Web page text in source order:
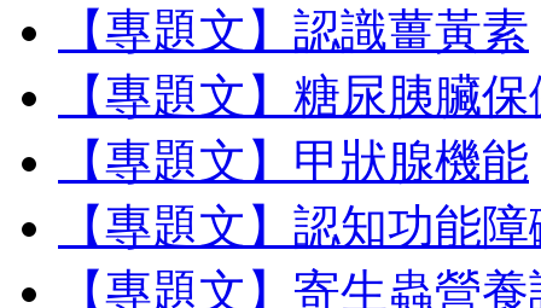
【專題文】認識薑黃素
【專題文】糖尿胰臟
【專題文】甲狀腺機能
【專題文】認知功能
【專題文】寄生蟲營